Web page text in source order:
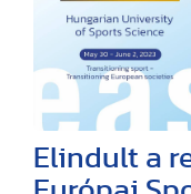
Elindult a